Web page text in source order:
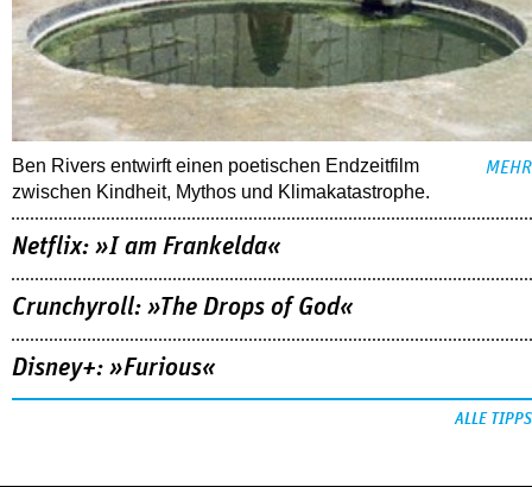
Ben Rivers entwirft einen poetischen Endzeitfilm
zwischen Kindheit, Mythos und Klimakatastrophe.
MEHR
Netflix: »I am Frankelda«
Crunchyroll: »The Drops of God«
Disney+: »Furious«
ALLE TIPPS